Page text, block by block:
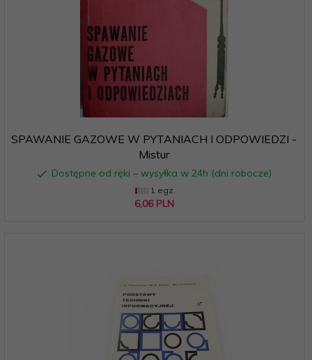
SPAWANIE GAZOWE W PYTANIACH I ODPOWIEDZI -
Mistur
Dostępne od ręki – wysyłka w 24h (dni robocze)
1 egz.
6,06 PLN